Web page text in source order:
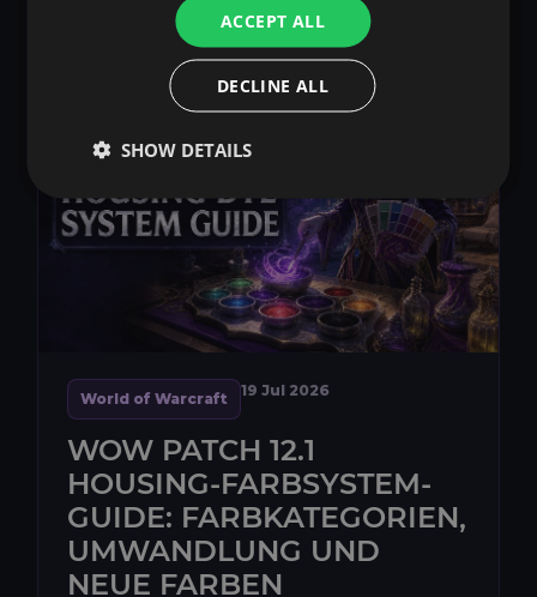
zusätzliche thematische Dekor...
Weiterlesen
World of Warcraft 19 Jul 2026
WOW PATCH 12.1
HOUSING-FARBSYSTEM-
GUIDE: FARBKATEGORIEN,
UMWANDLUNG UND
NEUE FARBEN
ACCEPT ALL
DECLINE ALL
SHOW DETAILS